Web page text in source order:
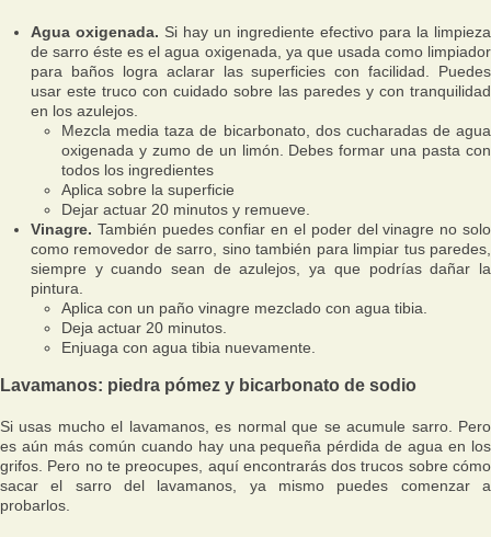
Agua oxigenada. Si hay un ingrediente efectivo para la limpieza
de sarro éste es el agua oxigenada, ya que usada como limpiador
para baños logra aclarar las superficies con facilidad. Puedes
usar este truco con cuidado sobre las paredes y con tranquilidad
en los azulejos.
Mezcla media taza de bicarbonato, dos cucharadas de agua
oxigenada y zumo de un limón. Debes formar una pasta con
todos los ingredientes
Aplica sobre la superficie
Dejar actuar 20 minutos y remueve.
Vinagre. También puedes confiar en el poder del vinagre no solo
como removedor de sarro, sino también para limpiar tus paredes,
siempre y cuando sean de azulejos, ya que podrías dañar la
pintura.
Aplica con un paño vinagre mezclado con agua tibia.
Deja actuar 20 minutos.
Enjuaga con agua tibia nuevamente.
Lavamanos: piedra pómez y bicarbonato de sodio
Si usas mucho el lavamanos, es normal que se acumule sarro. Pero
es aún más común cuando hay una pequeña pérdida de agua en los
grifos. Pero no te preocupes, aquí encontrarás dos trucos sobre cómo
sacar el sarro del lavamanos, ya mismo puedes comenzar a
probarlos.